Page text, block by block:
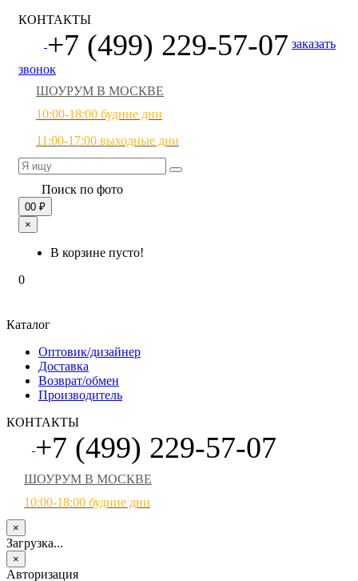
КОНТАКТЫ
+7 (499) 229-57-07 заказать
звонок
ШОУРУМ В МОСКВЕ
10:00-18:00 будние дни
11:00-17:00 выходные дни
Поиск по фото
00 ₽
×
В корзине пусто!
0
Каталог
Оптовик/дизайнер
Доставка
Возврат/обмен
Производитель
КОНТАКТЫ
+7 (499) 229-57-07
ШОУРУМ В МОСКВЕ
10:00-18:00 будние дни
×
Загрузка...
×
Авторизация